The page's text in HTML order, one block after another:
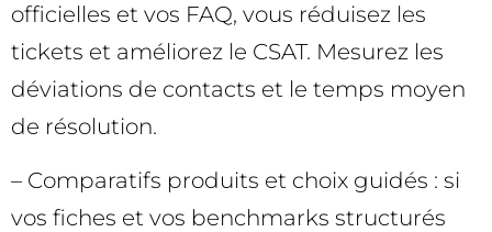
officielles et vos FAQ, vous réduisez les
tickets et améliorez le CSAT. Mesurez les
déviations de contacts et le temps moyen
de résolution.
– Comparatifs produits et choix guidés : si
vos fiches et vos benchmarks structurés